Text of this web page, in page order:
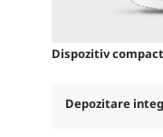
Dispozitiv
Depozitare